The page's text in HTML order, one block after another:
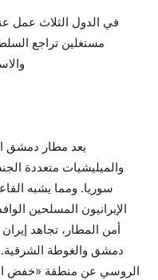
في الدول الثلاث عمل
مستغلين تراجع
يعد مطار دمشق
والميليشيات متعددة
سوريا. ومما يشبه
الإيرانيون المسلحين
أمن المطار، تجاهد
دمشق والغوطة الشرقية.
الروسي عن منطقة «خفض